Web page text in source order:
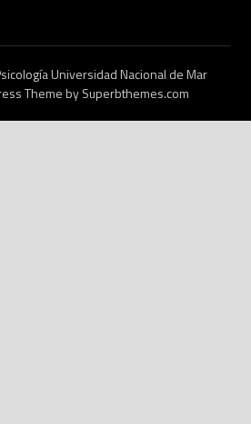
Universidad Nacional de Mar
Theme bySuperbthemes.com